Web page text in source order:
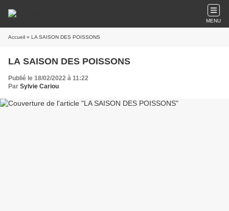
MENU
Accueil » LA SAISON DES POISSONS
LA SAISON DES POISSONS
Publié le 18/02/2022 à 11:22
Par Sylvie Cariou